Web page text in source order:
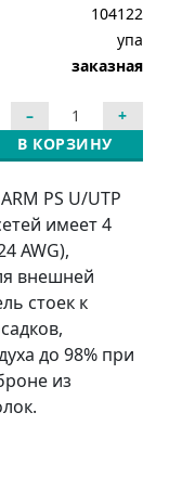
104122
упа
заказная
В КОРЗИНУ
PS U/UTP
имеет 4
AWG),
внешней
стоек к
до 98% при
из